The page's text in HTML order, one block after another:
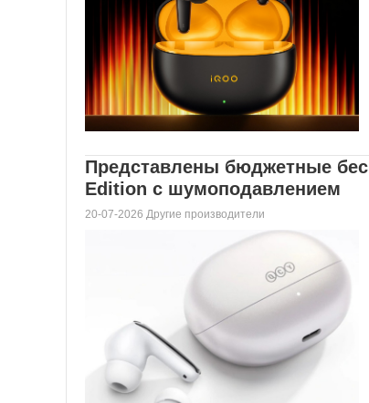
Представлены бюджетные
Edition с шумоподавлением
20-07-2026 Другие производители